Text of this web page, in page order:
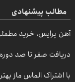
مطالب پیشنهادی
آهن پرایس، خرید
دریافت صفر تا صد دوره
با اشتراک الماس ماز